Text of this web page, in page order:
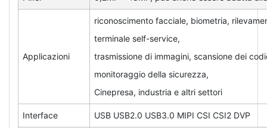
Applicazioni
riconoscimento facciale, biometria,
terminale self-service,
trasmissione di immagini, scansione dei
monitoraggio della sicurezza,
Cinepresa, industria e altri settori
Interface USB USB2.0 USB3.0 MIPI CSI CSI2 DVP